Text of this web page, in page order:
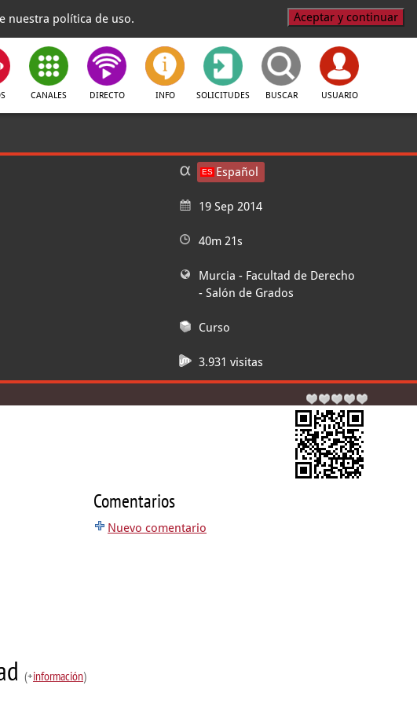
nuestra política de uso. Aceptar y continuar
CANALES DIRECTO INFO SOLICITUDES BUSCAR USUARIO
Español
19 Sep 2014
40m 21s
Murcia - Facultad de Derecho
- Salón de Grados
Curso
3.931 visitas
Comentarios
Nuevo comentario
(+información)